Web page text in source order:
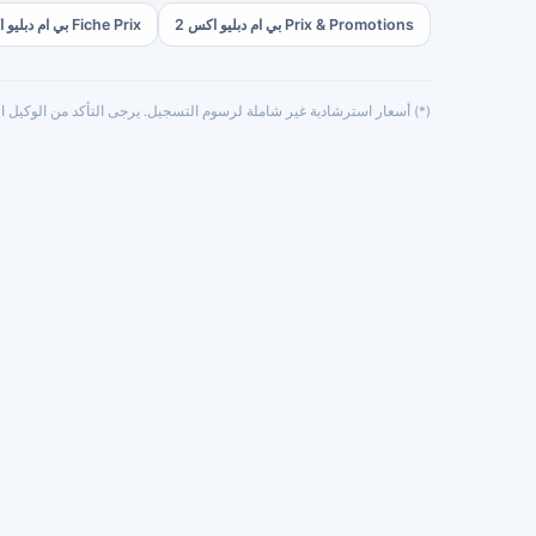
Prix & Promotions بي ام دبليو اكس 2 Fiche Prix بي ام دبليو اكس 2
(*) أسعار استرشادية غير شاملة لرسوم التسجيل. يرجى التأكد من الوكيل